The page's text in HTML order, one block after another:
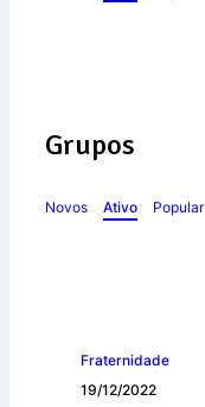
Grupos
Novos Ativo Popular
Fraternidade
19/12/2022